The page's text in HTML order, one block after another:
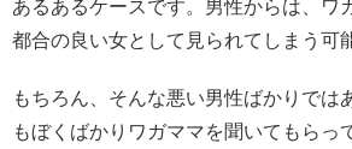
あるあるケースです。男性からは、ワ
都合の良い女として見られてしまう可
もちろん、そんな悪い男性ばかりでは
もぼくばかりワガママを聞いてもらっ